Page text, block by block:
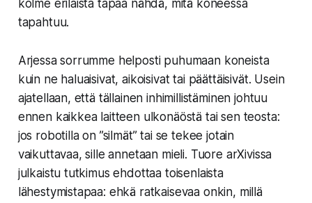
kolme erilaista tapaa nähdä, mitä koneessa
tapahtuu.
Arjessa sorrumme helposti puhumaan koneista
kuin ne haluaisivat, aikoisivat tai päättäisivät. Usein
ajatellaan, että tällainen inhimillistäminen johtuu
ennen kaikkea laitteen ulkonäöstä tai sen teosta:
jos robotilla on ”silmät” tai se tekee jotain
vaikuttavaa, sille annetaan mieli. Tuore arXivissa
julkaistu tutkimus ehdottaa toisenlaista
lähestymistapaa: ehkä ratkaisevaa onkin, millä